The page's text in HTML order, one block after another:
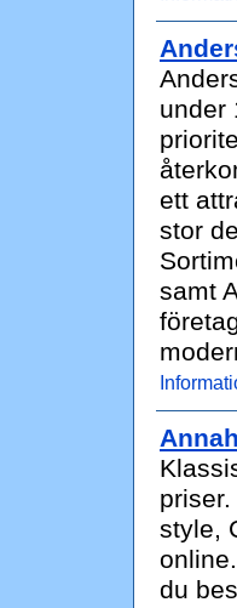
under
ett
stor
samt
style,
du